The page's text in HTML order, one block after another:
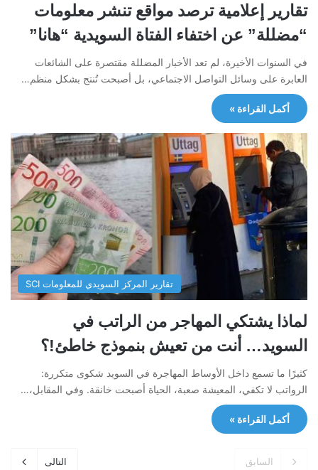
تقارير إعلامية ترصد مواقع تنشر معلومات
“مضللة” عن اختفاء الفتاة السويدية “هانا”
في السنوات الأخيرة، لم تعد الأخبار المضللة مقتصرة على الشائعات
العابرة على وسائل التواصل الاجتماعي، بل أصبحت تُنتج بشكل منظم…
أكمل القراءة »
تقارير المركز السويدي للمعلومات SCI
لماذا يشتكي المهاجر من الراتب في
السويد… أنت من تعيش بنموذج خاطئ!؟
كثيرًا ما تسمع داخل الأوساط المهاجرة في السويد شكوى متكررة:
الرواتب لا تكفي، المعيشة صعبة، الحياة أصبحت خانقة. وفي المقابل،…
أكمل القراءة »
السابق التالى